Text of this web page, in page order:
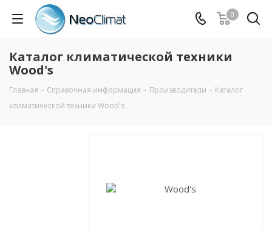
0
Каталог климатической техники
Wood's
Главная - Справочная информация - Производители - Каталог
климатической техники Wood's